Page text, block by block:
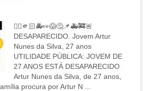
👉🏻🫵🏻🚔👀😱🤔📌🚑🚒🚨
DESAPARECIDO. Jovem Artur
Nunes da Silva, 27 anos
UTILIDADE PÚBLICA: JOVEM DE
27 ANOS ESTÁ DESAPARECIDO
Artur Nunes da Silva, de 27 anos,
procura por Artur N ...